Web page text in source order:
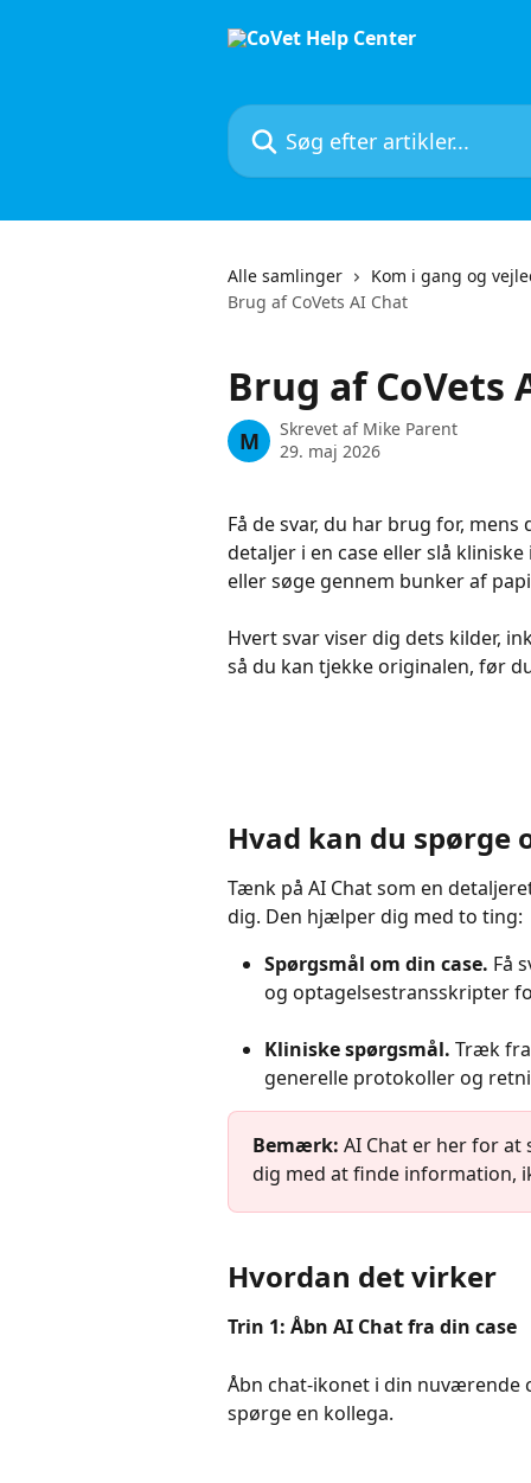
Søg efter artikler...
Alle samlinger
Kom i gang og
Brug af CoVets AI Chat
Brug af CoVets
M Skrevet af Mike Parent
29. maj 2026
Få de svar, du har brug for,
detaljer i en case eller slå
eller søge gennem bunker af
Hvert svar viser dig dets kilder,
så du kan tjekke originalen, før
Hvad kan du spørge
Tænk på AI Chat som en
dig. Den hjælper dig med to ting:
Spørgsmål om din case. Få
og optagelsestransskripter
Kliniske spørgsmål. Træk
generelle protokoller og
Bemærk: AI Chat er her for
dig med at finde information,
Hvordan det virker
Trin 1: Åbn AI Chat fra din case
Åbn chat-ikonet i din nuværende
spørge en kollega.